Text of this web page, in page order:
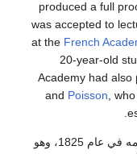
produced a full
was accepted to
at the French
20-year-old
Academy had also
and Poisson,
.
1825، وهو